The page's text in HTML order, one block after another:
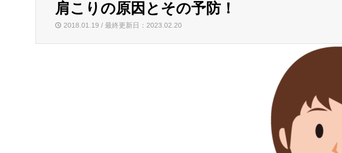
肩こりの原因とその予防！
2018.01.19 / 最終更新日：2023.02.20